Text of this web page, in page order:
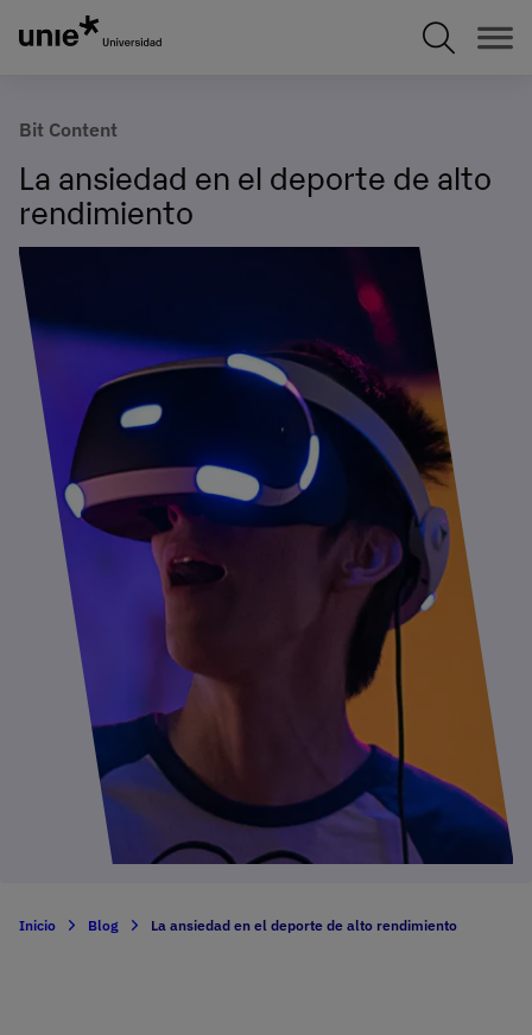
Bit Content
La ansiedad en el deporte de alto
rendimiento
Inicio Blog La ansiedad en el deporte de alto rendimiento